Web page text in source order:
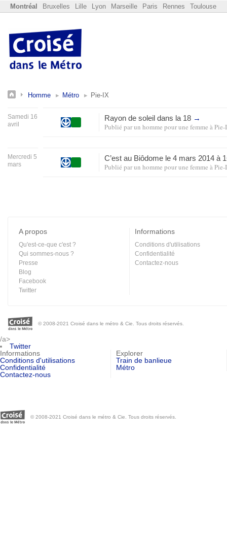
Montréal Bruxelles Lille Lyon Marseille Paris Rennes Toulouse
Homme Métro Pie-IX
Samedi 16
avril
Rayon de soleil dans la 18 →
Publié parun homme pour une femme à
Mercredi 5
mars
C’est au Biôdome le 4 mars 2014 à
Publié parun homme pour une femme à
A propos
Qu'est-ce-que c'est ?
Qui sommes-nous ?
Presse
Blog
Facebook
Twitter
Informations
Conditions d'utilisations
Confidentialité
Contactez-nous
© 2008-2021 Croisé dans le métro & Cie. Tous droits réservés.
/a>
Twitter
Informations
Conditions d'utilisations
Confidentialité
Contactez-nous
Explorer
Train de banlieue
Métro
© 2008-2021 Croisé dans le métro & Cie. Tous droits réservés.